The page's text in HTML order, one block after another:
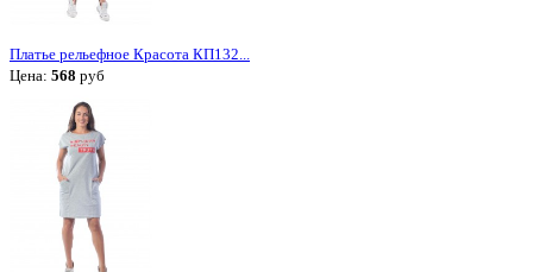
Платье рельефное Красота КП132...
Цена: 568 руб